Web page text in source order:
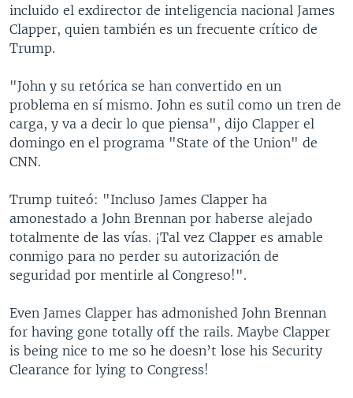
incluido el exdirector de inteligencia nacional James
Clapper, quien también es un frecuente crítico de
Trump.
"John y su retórica se han convertido en un
problema en sí mismo. John es sutil como un tren de
carga, y va a decir lo que piensa", dijo Clapper el
domingo en el programa "State of the Union" de
CNN.
Trump tuiteó: "Incluso James Clapper ha
amonestado a John Brennan por haberse alejado
totalmente de las vías. ¡Tal vez Clapper es amable
conmigo para no perder su autorización de
seguridad por mentirle al Congreso!".
Even James Clapper has admonished John Brennan
for having gone totally off the rails. Maybe Clapper
is being nice to me so he doesn’t lose his Security
Clearance for lying to Congress!